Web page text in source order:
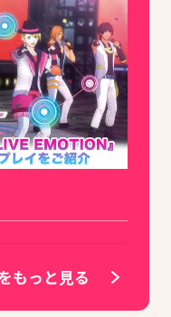
もっと見る